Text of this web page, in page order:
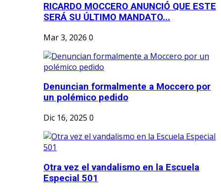
RICARDO MOCCERO ANUNCIÓ QUE ESTE
SERÁ SU ÚLTIMO MANDATO...
Mar 3, 2026 0
Denuncian formalmente a Moccero por
un polémico pedido
Dic 16, 2025 0
Otra vez el vandalismo en la Escuela
Especial 501